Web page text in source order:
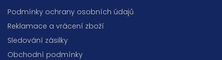
Podmínky ochrany osobních údajů
Reklamace a vrácení zboží
Sledování zásilky
Obchodní podmínky